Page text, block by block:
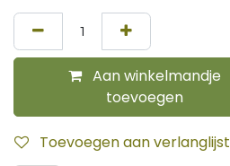
Aan winkelmandje
toevoegen
Toevoegen aan verlanglijst